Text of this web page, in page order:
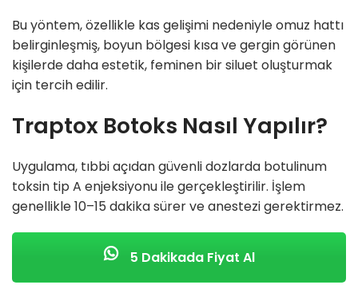
Bu yöntem, özellikle kas gelişimi nedeniyle omuz hattı
belirginleşmiş, boyun bölgesi kısa ve gergin görünen
kişilerde daha estetik, feminen bir siluet oluşturmak
için tercih edilir.
Traptox Botoks Nasıl Yapılır?
Uygulama, tıbbi açıdan güvenli dozlarda botulinum
toksin tip A enjeksiyonu ile gerçekleştirilir. İşlem
genellikle 10–15 dakika sürer ve anestezi gerektirmez.
5 Dakikada Fiyat Al